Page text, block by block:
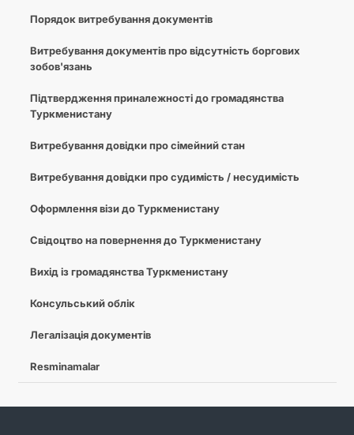
Порядок витребування документів
Витребування документів про відсутність боргових
зобов'язань
Підтвердження приналежності до громадянства
Туркменистану
Витребування довідки про сімейний стан
Витребування довідки про судимість / несудимість
Оформлення візи до Туркменистану
Свідоцтво на повернення до Туркменистану
Вихід із громадянства Туркменистану
Консульський облік
Легалізація документів
Resminamalar